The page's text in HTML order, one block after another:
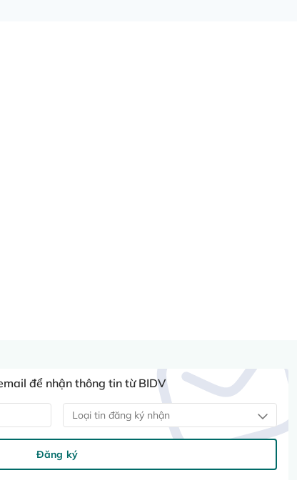
để nhận thông tin từ BIDV
Loại tin đăng ký nhận
Đăng ký